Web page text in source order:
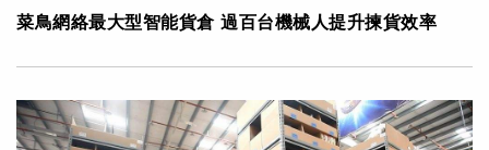
菜鳥網絡最大型智能貨倉 過百台機械人提升揀貨效率